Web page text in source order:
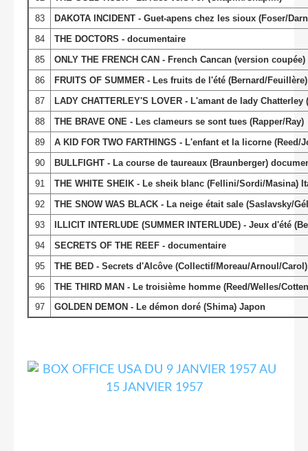
83
DAKOTA INCIDENT - Guet-apens chez les sioux (Foser/
84
THE DOCTORS - documentaire
85
ONLY THE FRENCH CAN - French Cancan (version
86
FRUITS OF SUMMER - Les fruits de l'été (Bernard/
87
LADY CHATTERLEY'S LOVER - L'amant de lady
88
THE BRAVE ONE - Les clameurs se sont tues (Rapper/Ray)
89
A KID FOR TWO FARTHINGS - L'enfant et la licorne (Reed/
90
BULLFIGHT - La course de taureaux (Braunberger)
91
THE WHITE SHEIK - Le sheik blanc (Fellini/Sordi/Masina)
92
THE SNOW WAS BLACK - La neige était sale (Saslavsky/
93
ILLICIT INTERLUDE (SUMMER INTERLUDE) - Jeux d'été
94
SECRETS OF THE REEF - documentaire
95
THE BED - Secrets d'Alcôve (Collectif/Moreau/Arnoul/
96
THE THIRD MAN - Le troisième homme (Reed/Welles/
97
GOLDEN DEMON - Le démon doré (Shima) Japon